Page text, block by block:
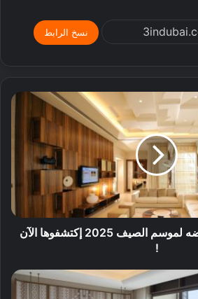
نسخ الرابط
رافلز دبي يطلق عروضه لموسم الصيف 2025 إكتشفوها الآن
!